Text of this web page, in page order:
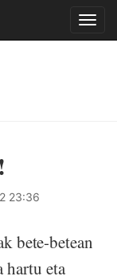
23:36
bete-betean
eta